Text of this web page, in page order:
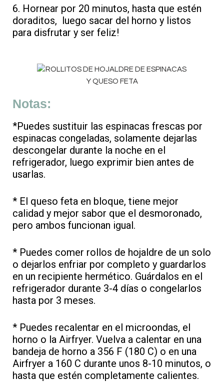
6. Hornear por 20 minutos, hasta que estén
doraditos, luego sacar del horno y listos
para disfrutar y ser feliz!
Notas:
*Puedes sustituir las espinacas frescas por
espinacas congeladas, solamente dejarlas
descongelar durante la noche en el
refrigerador, luego exprimir bien antes de
usarlas.
* El queso feta en bloque, tiene mejor
calidad y mejor sabor que el desmoronado,
pero ambos funcionan igual.
* Puedes comer rollos de hojaldre de un solo
o dejarlos enfriar por completo y guardarlos
en un recipiente hermético. Guárdalos en el
refrigerador durante 3-4 días o congelarlos
hasta por 3 meses.
* Puedes recalentar en el microondas, el
horno o la Airfryer. Vuelva a calentar en una
bandeja de horno a 356 F (180 C) o en una
Airfryer a 160 C durante unos 8-10 minutos, o
hasta que estén completamente calientes.